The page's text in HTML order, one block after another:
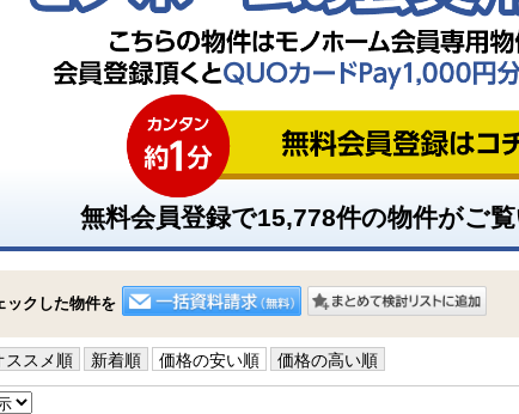
無料会員登録で15,778件の物件がご覧
ックした物件を
ススメ順 新着順 価格の安い順 価格の高い順